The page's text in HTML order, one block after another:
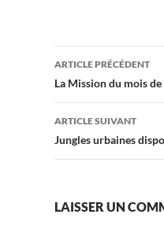
Navigation
des
articles
ARTICLE PRÉCÉDENT
La Mission du mois
ARTICLE SUIVANT
Jungles urbaines
LAISSER UN